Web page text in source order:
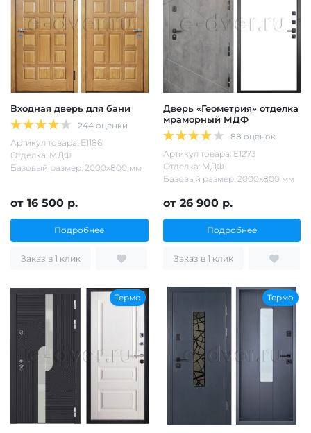
Входная дверь для бани
244 оценки
Артикул товара: Е1186
Отделка: МДФ
Базовый размер: 2000х800 мм
от 16 500 р.
Подробнее
Заказ в 1 клик
Дверь «Геометрия» отделка
мраморный МДФ
88 оценок
Артикул товара: Е1273
Отделка: МДФ
Базовый размер: 2000х800 мм
от 26 900 р.
Подробнее
Заказ в 1 клик
Термо Термо